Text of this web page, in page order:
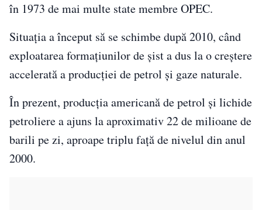
în 1973 de mai multe state membre OPEC.
Situația a început să se schimbe după 2010, când
exploatarea formațiunilor de șist a dus la o creștere
accelerată a producției de petrol și gaze naturale.
În prezent, producția americană de petrol și lichide
petroliere a ajuns la aproximativ 22 de milioane de
barili pe zi, aproape triplu față de nivelul din anul
2000.